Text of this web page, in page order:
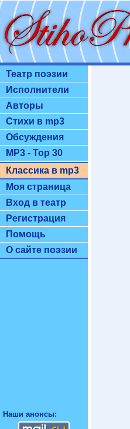
Театр поэзии
Исполнители
Авторы
Стихи в mp3
Обсуждения
MP3 - Top 30
Классика в mp3
Моя страница
Вход в театр
Регистрация
Помощь
О сайте поэзии
Наши анонсы: